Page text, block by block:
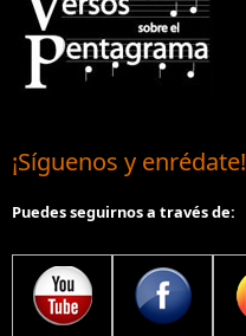
¡Síguenos y enrédate!
Puedes seguirnos a través de: